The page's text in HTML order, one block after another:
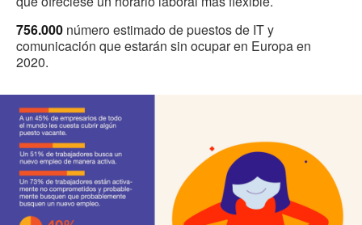
756.000 número estimado de puestos de IT y
comunicación que estarán sin ocupar en Europa en
2020.